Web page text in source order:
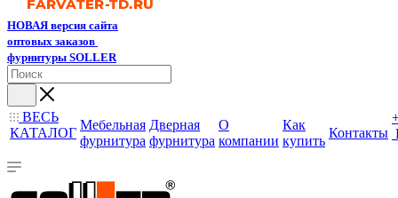
НОВАЯ версия сайта
оптовых заказов
фурнитуры SOLLER
ВЕСЬ
КАТАЛОГ
Мебельная
фурнитура
Дверная
фурнитура
О
компании
Как
купить
Контакты